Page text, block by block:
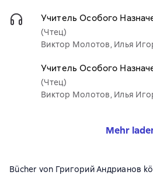
Учитель Особого
(Чтец)
Виктор Молотов, Илья
Учитель Особого
(Чтец)
Виктор Молотов, Илья
Mehr
Bücher von Григорий Андрианов